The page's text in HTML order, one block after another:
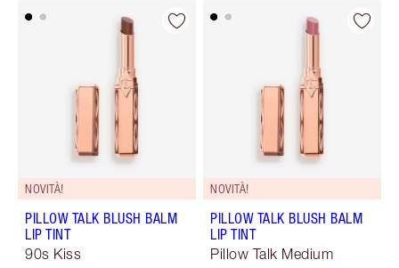
NOVITÀ!
PILLOW TALK BLUSH BALM
LIP TINT
90s Kiss
NOVITÀ!
PILLOW TALK BLUSH BALM
LIP TINT
Pillow Talk Medium